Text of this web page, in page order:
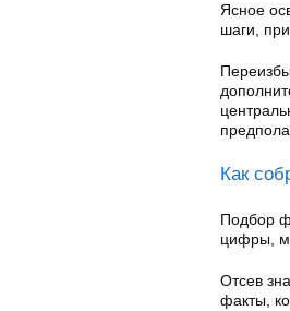
Ясное
шаги,
Как
Подбор
цифры,
Отсев
факты,